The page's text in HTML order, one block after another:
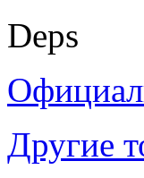
Deps
Другие